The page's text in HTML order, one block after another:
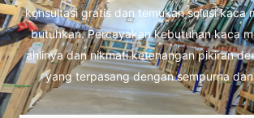
konsultasi gratis dan temukan solusi kaca
butuhkan. Percayakan kebutuhan kaca
ahlinya dan nikmati ketenangan pikiran
yang terpasang dengan sempurna